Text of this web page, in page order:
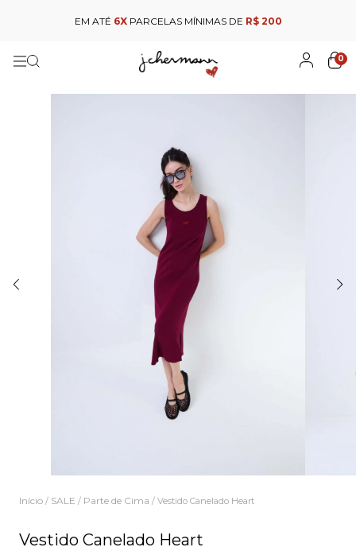
EM ATÉ 6XPARCELAS MÍNIMAS DE R$ 200
0
Início / SALE / Parte de Cima / Vestido Canelado Heart
Vestido Canelado Heart